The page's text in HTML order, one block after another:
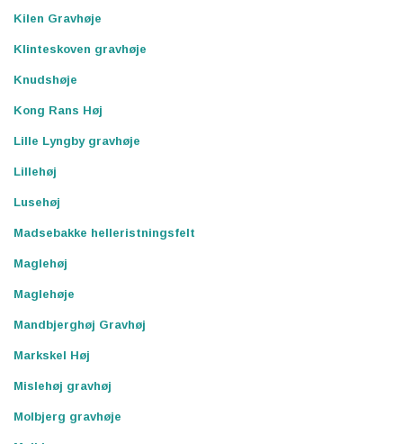
Kilen Gravhøje
Klinteskoven gravhøje
Knudshøje
Kong Rans Høj
Lille Lyngby gravhøje
Lillehøj
Lusehøj
Madsebakke helleristningsfelt
Maglehøj
Maglehøje
Mandbjerghøj Gravhøj
Markskel Høj
Mislehøj gravhøj
Molbjerg gravhøje